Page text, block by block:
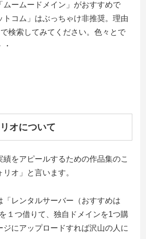
ムームードメイン」がおすすめで
トコム」はぶっちゃけ非推奨。理由
検索してみてください。色々とで
オについて
績をアピールするための作品集のこ
オ」と言います。
「レンタルサーバー（おすすめは
１つ借りて、独自ドメインを1つ購
ジにアップロードすれば沢山の人に